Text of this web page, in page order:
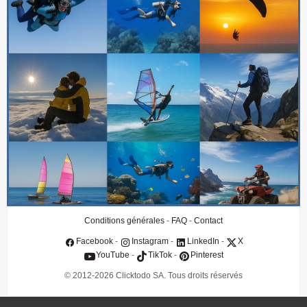
Qui sommes-nous
Contact
Conditions générales
FAQ
Protection des données
Assurance annulation
IA & Souveraineté
Politique IA & souveraineté numérique
Conditions générales - FAQ - Contact
Facebook- Instagram- LinkedIn -
X
YouTube - TikTok- Pinterest
© 2012-2026 Clicktodo SA. Tous droits réservés